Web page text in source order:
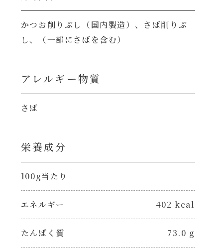
かつお削りぶし（国内製造）、さば削りぶ
し、（一部にさばを含む）
アレルギー物質
さば
栄養成分
100g当たり
エネルギー 402 kcal
たんぱく質 73.0 g